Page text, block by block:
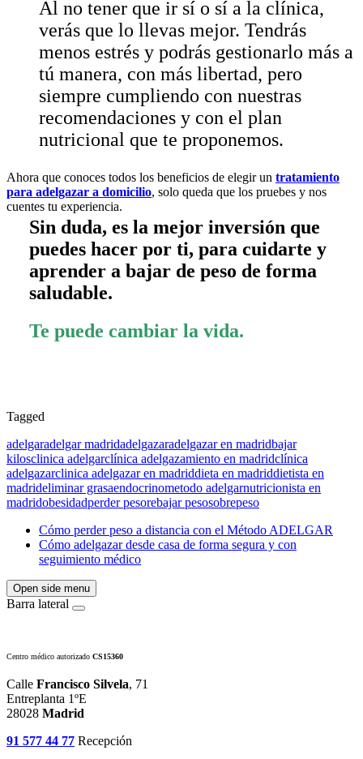
Al no tener que ir sí o sí a la clínica,
verás que lo llevas mejor. Tendrás
menos estrés y podrás gestionarlo más a
tú manera, con más libertad, pero
siempre cumpliendo con nuestras
recomendaciones y con el plan
nutricional que te proponemos.
Ahora que conoces todos los beneficios de elegir un tratamiento
para adelgazar a domicilio, solo queda que los pruebes y nos
cuentes tu experiencia.
Sin duda, es la mejor inversión que
puedes hacer por ti, para cuidarte y
aprender a bajar de peso de forma
saludable.
Te puede cambiar la vida.
Tagged
adelgaradelgar madridadelgazaradelgazar en madridbajar
kilosclinica adelgarclínica adelgazamiento en madridclínica
adelgazarclinica adelgazar en madriddieta en madriddietista en
madrideliminar grasaendocrinometodo adelgarnutricionista en
madridobesidadperder pesorebajar pesosobrepeso
Cómo perder peso a distancia con el Método ADELGAR
Cómo adelgazar desde casa de forma segura y con
seguimiento médico
Open side menu
Barra lateral
Centro médico autorizado CS15360
Calle Francisco Silvela, 71
Entreplanta 1ºE
28028 Madrid
91 577 44 77 Recepción